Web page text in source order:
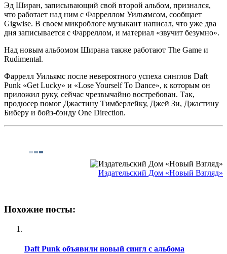
Эд Ширан, записывающий свой второй альбом, признался,
что работает над ним с Фарреллом Уильямсом, сообщает
Gigwise. В своем микроблоге музыкант написал, что уже два
дня записывается с Фарреллом, и материал «звучит безумно».
Над новым альбомом Ширана также работают The Game и
Rudimental.
Фаррелл Уильямс после невероятного успеха синглов Daft
Punk «Get Lucky» и «Lose Yourself To Dance», к которым он
приложил руку, сейчас чрезвычайно востребован. Так,
продюсер помог Джастину Тимберлейку, Джей Зи, Джастину
Биберу и бойз-бэнду One Direction.
Издательский Дом «Новый Взгляд»
Похожие посты:
Daft Punk объявили новый сингл с альбома